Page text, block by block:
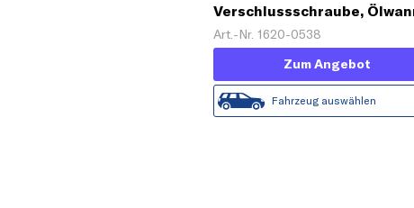
Verschlussschraube,
Art.-Nr. 1620-0538
Zum Angebot
Fahrzeug auswählen